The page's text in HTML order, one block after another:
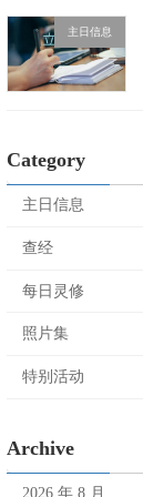
主日信息
Category
主日信息
查经
每日灵修
照片集
特别活动
Archive
2026 年 8 月